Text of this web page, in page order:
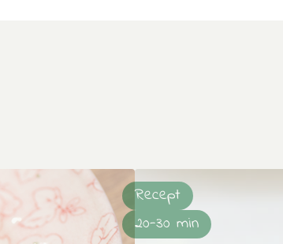
Recept
20-30 min